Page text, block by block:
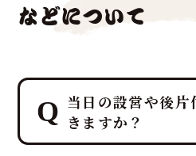
などについて
当日の設営や後
きますか？